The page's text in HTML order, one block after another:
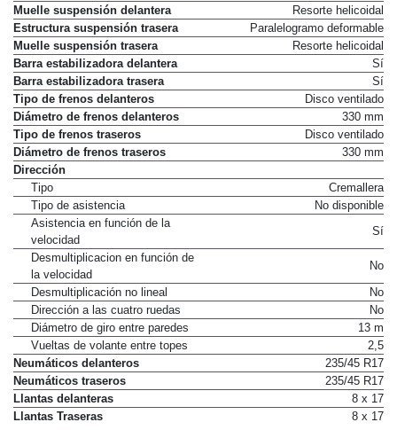
Muelle suspensión delantera
Resorte helicoidal
Estructura suspensión trasera
Paralelogramo deformable
Muelle suspensión trasera
Resorte helicoidal
Barra estabilizadora delantera
Sí
Barra estabilizadora trasera
Sí
Tipo de frenos delanteros
Disco ventilado
Diámetro de frenos delanteros
330 mm
Tipo de frenos traseros
Disco ventilado
Diámetro de frenos traseros
330 mm
Dirección
Tipo
Cremallera
Tipo de asistencia
No disponible
Asistencia en función de la
velocidad
Sí
Desmultiplicacion en función de
la velocidad
No
Desmultiplicación no lineal
No
Dirección a las cuatro ruedas
No
Diámetro de giro entre paredes
13 m
Vueltas de volante entre topes
2,5
Neumáticos delanteros
235/45 R17
Neumáticos traseros
235/45 R17
Llantas delanteras
8 x 17
Llantas Traseras
8 x 17